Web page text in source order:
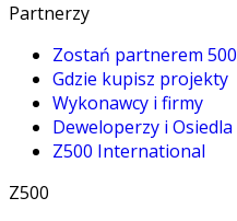
Partnerzy
Zostań partnerem 500
Gdzie kupisz projekty
Wykonawcy i firmy
Deweloperzy i Osiedla
Z500 International
Z500